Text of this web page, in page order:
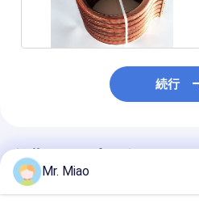
続行
推薦されたプロダクト
Mr. Miao